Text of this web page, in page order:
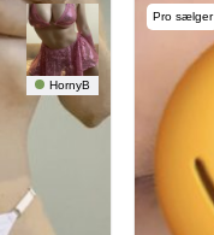
HornyB
Pro sælger